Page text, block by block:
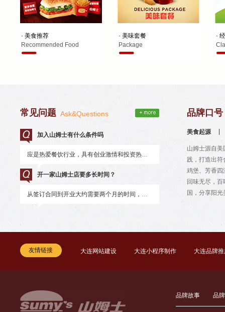
· 美食推荐
Recommended Food
· 美味套餐
Package
·
常见问题 Ask&Questions
加入山姆士有什么条件吗
应是热爱餐饮行业，具有创业激情和投资热情人士，具有品牌意识和管理能力，能接受公司总部的经营理念和服务规范，具有良好的商业信誉，愿意接受总部的管理和监督。
开一家山姆士店要多长时间？
从签订合同到开业大约需要两个月的时间，当然，总体时间首先要取决于你选址的效率与评估，以及选择加入山姆士的信心。
品牌口号
美食起源
山姆士源自
践，打造出
鸡堡、芳香四
回味无尽，
国，分享阳
友情链接 大连网站建设 大连小程序制作 大连品牌
品牌故事 品